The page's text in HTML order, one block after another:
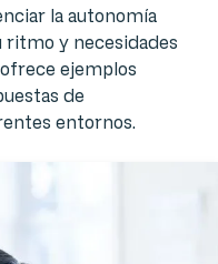
la autonomía
ritmo y necesidades
ejemplos
de
entornos.